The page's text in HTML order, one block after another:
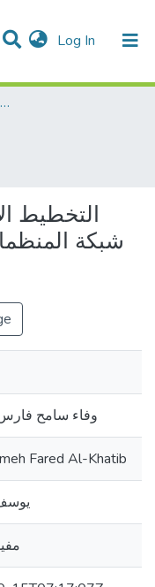
Log In (current)
Dissertations & Theses الرسائل الجامعية
التخطيط
شبكة
وفاء سامح
Fared Al-Khatib